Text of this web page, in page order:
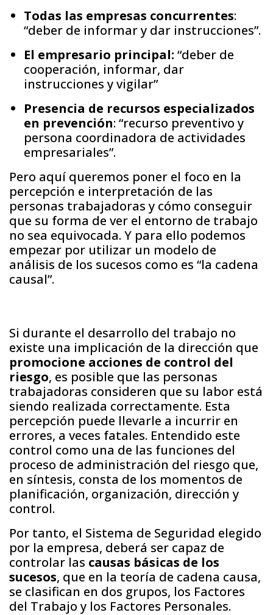
Todas las empresas concurrentes:
“deber de informar y dar instrucciones”.
El empresario principal: “deber de
cooperación, informar, dar
instrucciones y vigilar”
Presencia de recursos especializados
en prevención: “recurso preventivo y
persona coordinadora de actividades
empresariales”.
Pero aquí queremos poner el foco en la
percepción e interpretación de las
personas trabajadoras y cómo conseguir
que su forma de ver el entorno de trabajo
no sea equivocada. Y para ello podemos
empezar por utilizar un modelo de
análisis de los sucesos como es “la cadena
causal”.
Si durante el desarrollo del trabajo no
existe una implicación de la dirección que
promocione acciones de control del
riesgo, es posible que las personas
trabajadoras consideren que su labor está
siendo realizada correctamente. Esta
percepción puede llevarle a incurrir en
errores, a veces fatales. Entendido este
control como una de las funciones del
proceso de administración del riesgo que,
en síntesis, consta de los momentos de
planificación, organización, dirección y
control.
Por tanto, el Sistema de Seguridad elegido
por la empresa, deberá ser capaz de
controlar las causas básicas de los
sucesos, que en la teoría de cadena causa,
se clasifican en dos grupos, los Factores
del Trabajo y los Factores Personales.